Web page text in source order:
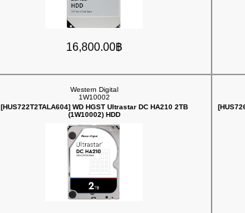
16,800.00฿
Western Digital
1W10002
[HUS722T2TALA604] WD HGST Ultrastar DC HA210 2TB
(1W10002) HDD